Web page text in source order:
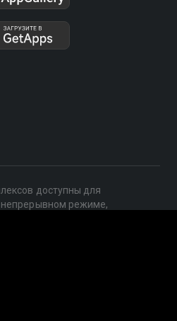
доступны для
непрерывном режиме,